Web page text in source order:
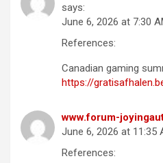
says:
June 6, 2026 at 7:30
References:
Canadian gaming
https://
www.forum-
June 6, 2026 at 11:35
References: